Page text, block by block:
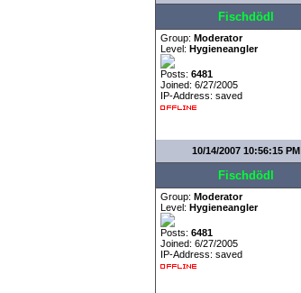
Fischdödl
Group: Moderator
Level: Hygieneangler
Posts: 6481
Joined: 6/27/2005
IP-Address: saved
10/14/2007 10:56:15 PM
Fischdödl
Group: Moderator
Level: Hygieneangler
Posts: 6481
Joined: 6/27/2005
IP-Address: saved